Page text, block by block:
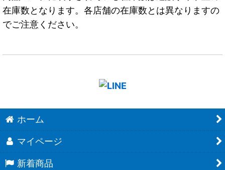
在庫数となります。各店舗の在庫数とは異なりますの
でご注意ください。
ホーム
マイページ
新着商品